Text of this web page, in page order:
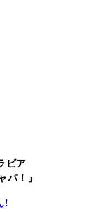
ビア
パ！』
!